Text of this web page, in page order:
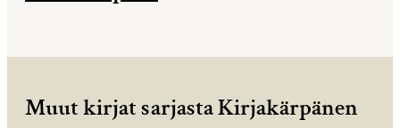
Muut kirjat sarjasta Kirjakärpänen